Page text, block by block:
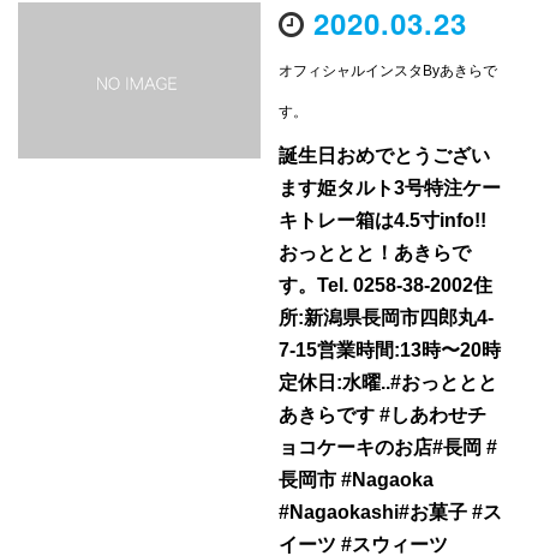
2020.03.23
オフィシャルインスタByあきらで
す。
誕生日おめでとうござい
ます姫タルト3号特注ケー
キトレー箱は4.5寸info!!
おっととと！あきらで
す。Tel. 0258-38-2002住
所:新潟県長岡市四郎丸4-
7-15営業時間:13時〜20時
定休日:水曜..#おっととと
あきらです #しあわせチ
ョコケーキのお店#長岡 #
長岡市 #Nagaoka
#Nagaokashi#お菓子 #ス
イーツ #スウィーツ